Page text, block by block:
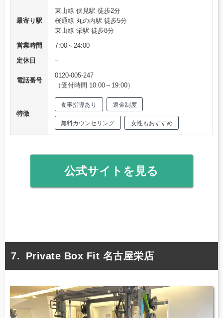
最寄り駅
東山線 伏見駅 徒歩2分
桜通線 丸の内駅 徒歩5分
東山線 栄駅 徒歩8分
営業時間
7:00～24:00
定休日
–
電話番号
0120-005-247
（受付時間 10:00～19:00）
特徴
食事指導あり 返金制度
無料カウンセリング 女性もおすすめ
公式サイトを見る
Private Box Fit 名古屋栄店